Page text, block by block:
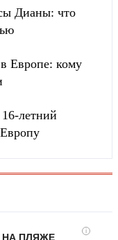
Дианы: что
Европе: кому
летний
i
НА ПЛЯЖЕ